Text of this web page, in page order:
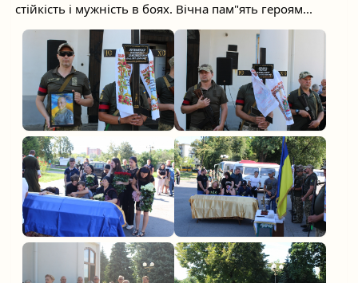
стійкість і мужність в боях. Вічна пам"ять героям...